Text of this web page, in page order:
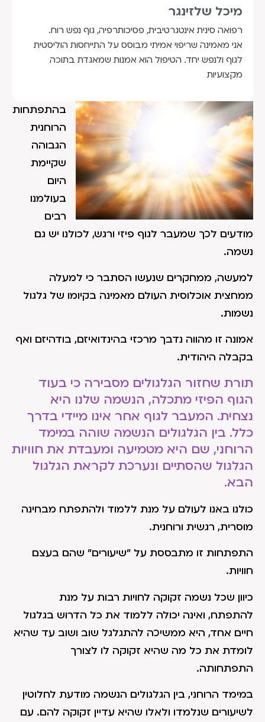
מיכל שלזינגר
רפואה סינית אינטגרטיבית, פסיכותרפיה, גוף נפש רוח.
אני מאמינה שריפוי אמיתי מבוסס על התייחסות הוליסטית
לגוף ולנפש יחד. הטיפול הוא אמנות שמאגדת בתוכה
מקצועיות
בהתפתחות
הרוחנית
הגבוהה
שקיימת
היום
בעולמנו
רבים
מודעים לכך שמעבר לגוף פיזי ורגש, לכולנו יש גם
נשמה.
למעשה, ממחקרים שנעשו הסתבר כי למעלה
ממחצית אוכלוסית העולם מאמינה בקיומו של גלגול
נשמות.
אמונה זו מהווה נדבך מרכזי בהינדואיזם, בודהיזם ואף
בקבלה היהודית.
תורת שחזור הגלגולים מסבירה כי בעוד
הגוף הפיזי מתכלה, הנשמה שלנו היא
נצחית. המעבר לגוף אחר אינו מיידי בדרך
כלל. בין הגלגולים הנשמה שוהה במימד
הרוחני, שם היא מטמיעה ומעבדת את חוויות
הגלגול שהסתיים ונערכת לקראת הגלגול
הבא.
כולנו באנו לעולם על מנת ללמוד ולהתפתח מבחינה
מוסרית, רגשית ורוחנית.
התפתחות זו מתבססת על "שיעורים" שהם בעצם
חוויות.
כיוון שכל נשמה זקוקה לחויות רבות על מנת
להתפתח, ואינה יכולה ללמוד את כל הדרוש בגלגול
חיים אחד, היא ממשיכה להתגלגל שוב ושוב עד שהיא
לומדת את כל מה שהיא זקוקה לו לצורך
התפתחותה.
במימד הרוחני, בין הגלגולים הנשמה מודעת לחלוטין
לשיעורים שנלמדו ולאלו שהיא עדיין זקוקה להם. עם